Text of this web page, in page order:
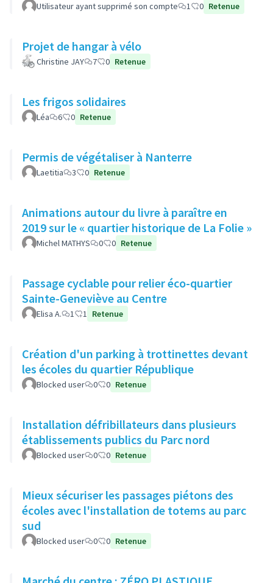
Utilisateur ayant supprimé son compte 1 0 Retenue
Projet de hangar à vélo
Christine JAY 7 0 Retenue
Les frigos solidaires
Léa 6 0 Retenue
Permis de végétaliser à Nanterre
Laetitia 3 0 Retenue
Animations autour du livre à paraître en
2019 sur le « quartier historique de La Folie »
Michel MATHYS 0 0 Retenue
Passage cyclable pour relier éco-quartier
Sainte-Geneviève au Centre
Elisa A. 1 1 Retenue
Création d'un parking à trottinettes devant
les écoles du quartier République
Blocked user 0 0 Retenue
Installation défribillateurs dans plusieurs
établissements publics du Parc nord
Blocked user 0 0 Retenue
Mieux sécuriser les passages piétons des
écoles avec l'installation de totems au parc
sud
Blocked user 0 0 Retenue